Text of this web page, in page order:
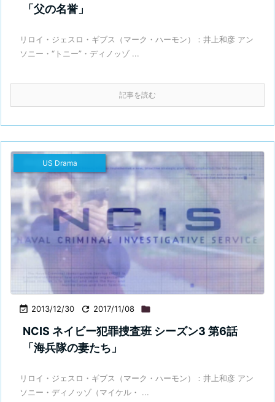
「父の名誉」
リロイ・ジェスロ・ギブス（マーク・ハーモン）：井上和彦 アン
ソニー・“トニー”・ディノッゾ ...
記事を読む
 2013/12/30  2017/11/08 
US Drama
NCIS ネイビー犯罪捜査班 シーズン3 第6話
「海兵隊の妻たち」
リロイ・ジェスロ・ギブス（マーク・ハーモン）：井上和彦 アン
ソニー・ディノッゾ（マイケル・ ...